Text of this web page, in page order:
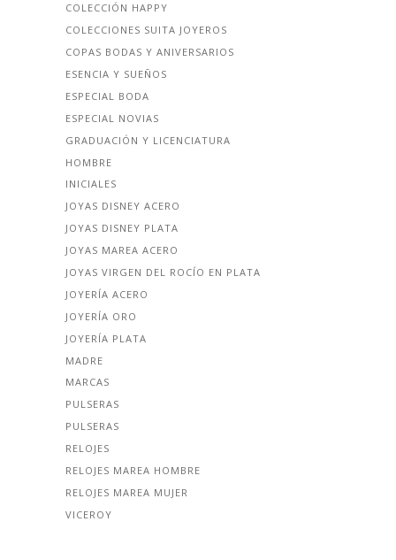
COLECCIÓN HAPPY
COLECCIONES SUITA JOYEROS
COPAS BODAS Y ANIVERSARIOS
ESENCIA Y SUEÑOS
ESPECIAL BODA
ESPECIAL NOVIAS
GRADUACIÓN Y LICENCIATURA
HOMBRE
INICIALES
JOYAS DISNEY ACERO
JOYAS DISNEY PLATA
JOYAS MAREA ACERO
JOYAS VIRGEN DEL ROCÍO EN PLATA
JOYERÍA ACERO
JOYERÍA ORO
JOYERÍA PLATA
MADRE
MARCAS
PULSERAS
PULSERAS
RELOJES
RELOJES MAREA HOMBRE
RELOJES MAREA MUJER
VICEROY